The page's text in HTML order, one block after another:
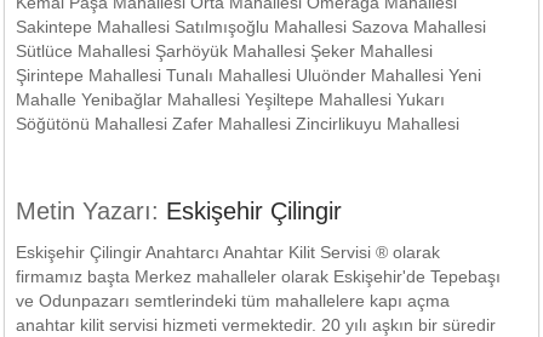
Sakintepe Mahallesi Satılmışoğlu Mahallesi Sazova Mahallesi
Sütlüce Mahallesi Şarhöyük Mahallesi Şeker Mahallesi
Şirintepe Mahallesi Tunalı Mahallesi Uluönder Mahallesi Yeni
Mahalle Yenibağlar Mahallesi Yeşiltepe Mahallesi Yukarı
Söğütönü Mahallesi Zafer Mahallesi Zincirlikuyu Mahallesi
Metin Yazarı: Eskişehir Çilingir
Eskişehir Çilingir Anahtarcı Anahtar Kilit Servisi ® olarak
firmamız başta Merkez mahalleler olarak Eskişehir'de Tepebaşı
ve Odunpazarı semtlerindeki tüm mahallelere kapı açma
anahtar kilit servisi hizmeti vermektedir. 20 yılı aşkın bir süredir